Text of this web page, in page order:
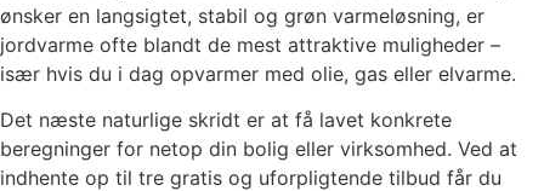
ønsker en langsigtet, stabil og grøn varmeløsning, er
jordvarme ofte blandt de mest attraktive muligheder –
især hvis du i dag opvarmer med olie, gas eller elvarme.
Det næste naturlige skridt er at få lavet konkrete
beregninger for netop din bolig eller virksomhed. Ved at
indhente op til tre gratis og uforpligtende tilbud får du